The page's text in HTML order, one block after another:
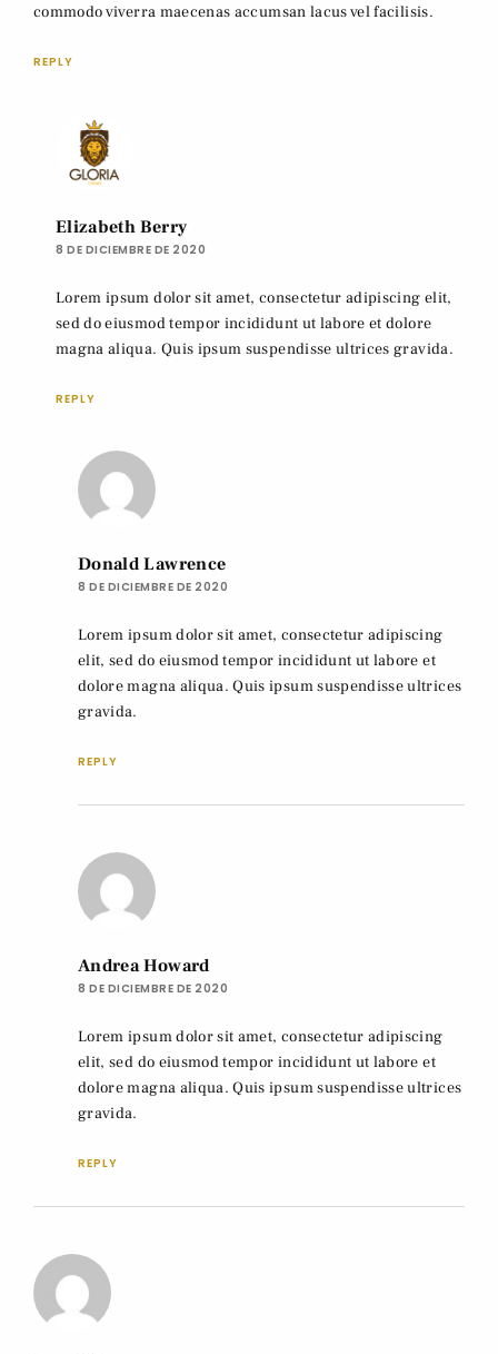
commodo viverra maecenas accumsan lacus vel facilisis.
REPLY
Elizabeth Berry
8 DE DICIEMBRE DE 2020
Lorem ipsum dolor sit amet, consectetur adipiscing elit,
sed do eiusmod tempor incididunt ut labore et dolore
magna aliqua. Quis ipsum suspendisse ultrices gravida.
REPLY
Donald Lawrence
8 DE DICIEMBRE DE 2020
Lorem ipsum dolor sit amet, consectetur adipiscing
elit, sed do eiusmod tempor incididunt ut labore et
dolore magna aliqua. Quis ipsum suspendisse ultrices
gravida.
REPLY
Andrea Howard
8 DE DICIEMBRE DE 2020
Lorem ipsum dolor sit amet, consectetur adipiscing
elit, sed do eiusmod tempor incididunt ut labore et
dolore magna aliqua. Quis ipsum suspendisse ultrices
gravida.
REPLY